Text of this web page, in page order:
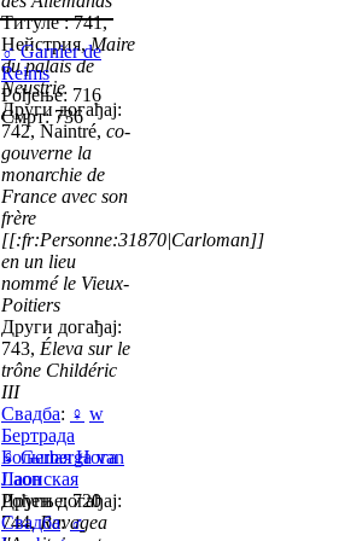
Титуле : 741,
Нейстрия,Maire
du palais de
Neustrie
Други догађај:
742, Naintré, co-
gouverne la
monarchie de
France avec son
frère
[[:fr:Personne:31870|Carloman]]
en un lieu
nommé le Vieux-
Poitiers
Други догађај:
743, Éleva sur le
trône Childéric
III
Свадба: ♀ w
Бертрада
Большая Нога
Лаонская
Други догађај:
744,Ravagea
♂ Garnier de
Reims
Рођење: 716
Смрт: 736
♀ Gerberga van
Laon
Рођење: 720
Свадба:♂